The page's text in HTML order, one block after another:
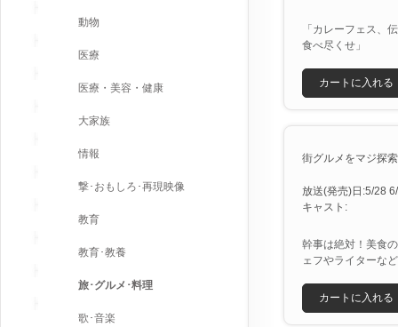
「カレーフェス、
食べ尽くせ」
カートに入れる
街グルメをマジ探
放送(発売)日:5/28
キャスト:
幹事は絶対！美食
ェフやライターな
カートに入れる
動物
医療
医療・美容・健康
大家族
情報
撃･おもしろ･再現映像
教育
教育･教養
旅･グルメ･料理
歌･音楽